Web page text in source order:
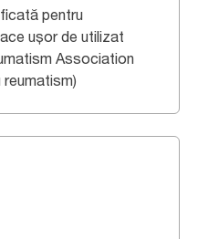
pentru
ușor de utilizat
Association